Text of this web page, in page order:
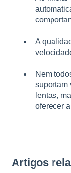
A
Nem
suportam
lentas,
oferecer
Artigos